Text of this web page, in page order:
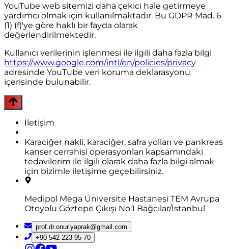
YouTube web sitemizi daha çekici hale getirmeye
yardımcı olmak için kullanılmaktadır. Bu GDPR Mad. 6
(1) (f)'ye göre haklı bir fayda olarak
değerlendirilmektedir.
Kullanıcı verilerinin işlenmesi ile ilgili daha fazla bilgi
https://www.google.com/intl/en/policies/privacy
adresinde YouTube veri koruma deklarasyonu
içerisinde bulunabilir.
İletişim
Karaciğer nakli, karaciğer, safra yolları ve pankreas
kanser cerrahisi operasyonları kapsamındaki
tedavilerim ile ilgili olarak daha fazla bilgi almak
için bizimle iletişime geçebilirsiniz.
Medipol Mega Üniversite Hastanesi TEM Avrupa
Otoyolu Göztepe Çıkışı No:1 Bağcılar/İstanbul
prof.dr.onur.yaprak@gmail.com
+90 542 223 95 70